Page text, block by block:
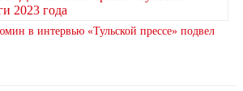
в интервью «Тульской прессе» подвел